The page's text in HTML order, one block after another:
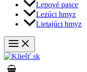
Lepové pasce
Lezúci hmyz
Lietajúci hmyz